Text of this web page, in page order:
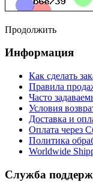
Продолжить
Информация
Как сделать
Правила
Часто
Условия
Доставка и
Оплата через
Политика
Worldwide
Служба